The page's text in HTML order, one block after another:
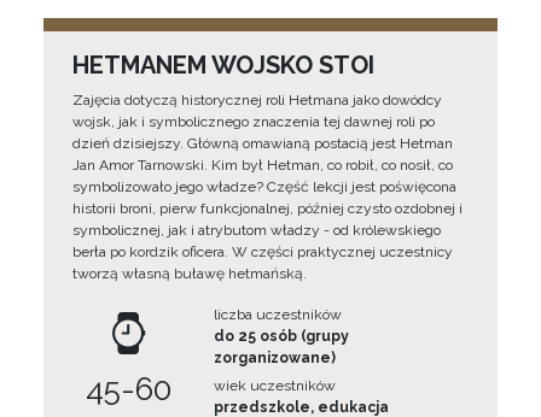
HETMANEM WOJSKO STOI
Zajęcia dotyczą historycznej roli Hetmana jako dowódcy
wojsk, jak i symbolicznego znaczenia tej dawnej roli po
dzień dzisiejszy. Główną omawianą postacią jest Hetman
Jan Amor Tarnowski. Kim był Hetman, co robił, co nosił, co
symbolizowało jego władze? Część lekcji jest poświęcona
historii broni, pierw funkcjonalnej, później czysto ozdobnej i
symbolicznej, jak i atrybutom władzy - od królewskiego
berła po kordzik oficera. W części praktycznej uczestnicy
tworzą własną buławę hetmańską.
45-60
liczba uczestników
do 25 osób (grupy
zorganizowane)
wiek uczestników
przedszkole, edukacja